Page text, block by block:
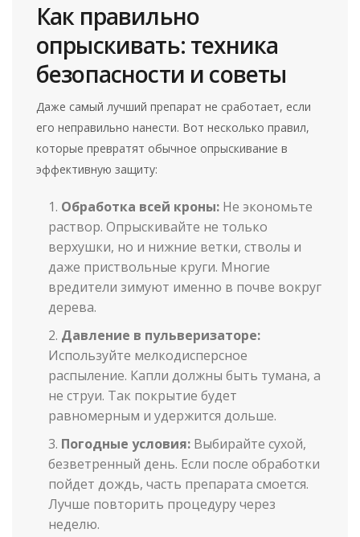
Как правильно
опрыскивать: техника
безопасности и советы
Даже самый лучший препарат не сработает, если
его неправильно нанести. Вот несколько правил,
которые превратят обычное опрыскивание в
эффективную защиту:
Обработка всей кроны: Не экономьте
раствор. Опрыскивайте не только
верхушки, но и нижние ветки, стволы и
даже приствольные круги. Многие
вредители зимуют именно в почве вокруг
дерева.
Давление в пульверизаторе:
Используйте мелкодисперсное
распыление. Капли должны быть тумана, а
не струи. Так покрытие будет
равномерным и удержится дольше.
Погодные условия: Выбирайте сухой,
безветренный день. Если после обработки
пойдет дождь, часть препарата смоется.
Лучше повторить процедуру через
неделю.